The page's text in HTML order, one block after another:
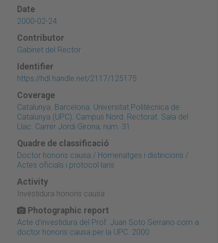
Date
2000-02-24
Contributor
Gabinet del Rector
Identifier
https://hdl.handle.net/2117/125175
Coverage
Catalunya. Barcelona. Universitat Politècnica de
Catalunya (UPC). Campus Nord. Rectorat. Sala del
Llac. Carrer Jordi Girona, núm. 31
Quadre de classificació
Doctor honoris causa / Homenatges i distincions /
Actes oficials i protocol·laris
Activity
Investidura honoris causa
Photographic report
Acte d'investidura del Prof. Juan Soto Serrano com a
doctor honoris causa per la UPC. 2000